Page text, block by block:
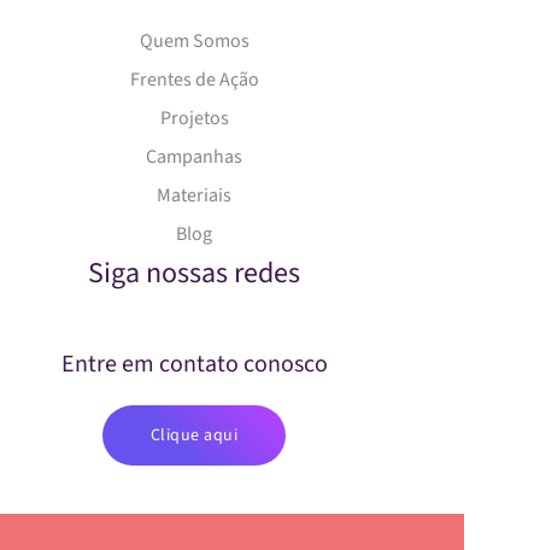
Quem Somos
Frentes de Ação
Projetos
Campanhas
Materiais
Blog
Siga nossas redes
Entre em contato conosco
Clique aqui